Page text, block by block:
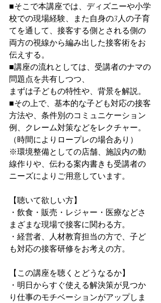
■そこで本講座では、ディズニーや小学
校での現場経験、また自身の3人の子育
てを通して、接客する側とされる側の
両方の視線から編み出した接客術をお
伝えする。
■講座の流れとしては、受講者のナマの
問題点を共有しつつ、
まずは子どもの特性や、背景を解説。
■その上で、基本的な子ども対応の接客
方法や、条件別のコミュニケーション
例、クレーム対策などをレクチャー。
（時間によりロープレの場合あり）
※環境整備としての店舗、施設内の動
線作りや、伝わる案内書きも受講者の
ニーズによりご用意しています。
【聴いて欲しい方】
・飲食・販売・レジャー・医療などさ
まざまな現場で接客に関わる方。
・経営者、人材教育担当の方で、子ど
も対応の接客研修をお考えの方。
【この講座を聴くとどうなるか】
・明日からすぐ使える解決策が見つか
り仕事のモチベーションがアップしま